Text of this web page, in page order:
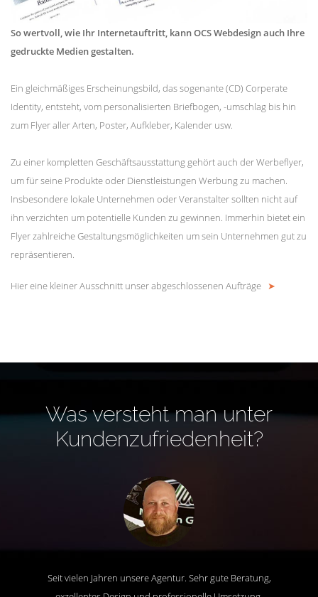
So wertvoll, wie Ihr Internetauftritt, kann OCS Webdesign auch Ihre
gedruckte Medien gestalten.
Ein gleichmäßiges Erscheinungsbild, das sogenante (CD) Corperate
Identity, entsteht, vom personalisierten Briefbogen, -umschlag bis hin
zum Flyer aller Arten, Poster, Aufkleber, Kalender usw.
Zu einer kompletten Geschäftsausstattung gehört auch der Werbeflyer,
um für seine Produkte oder Dienstleistungen Werbung zu machen.
Insbesondere lokale Unternehmen oder Veranstalter sollten nicht auf
ihn verzichten um potentielle Kunden zu gewinnen. Immerhin bietet ein
Flyer zahlreiche Gestaltungsmöglichkeiten um sein Unternehmen gut zu
repräsentieren.
Hier eine kleiner Ausschnitt unser abgeschlossenen Aufträge ➤
Was versteht man unter
Kundenzufriedenheit?
Seit vielen Jahren unsere Agentur. Sehr gute Beratung,